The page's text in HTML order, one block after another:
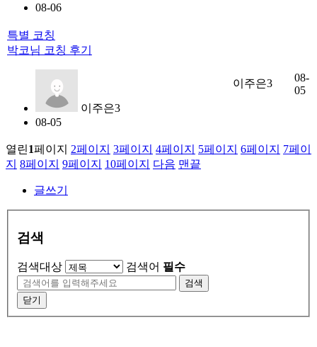
08-06
특별 코칭
박코님 코칭 후기
이주은3
08-05
이주은3
08-
05
열린1페이지 2페이지 3페이지 4페이지 5페이지 6페이지 7페이
지 8페이지 9페이지 10페이지 다음 맨끝
글쓰기
검색
검색대상 검색어 필수
검색
닫기